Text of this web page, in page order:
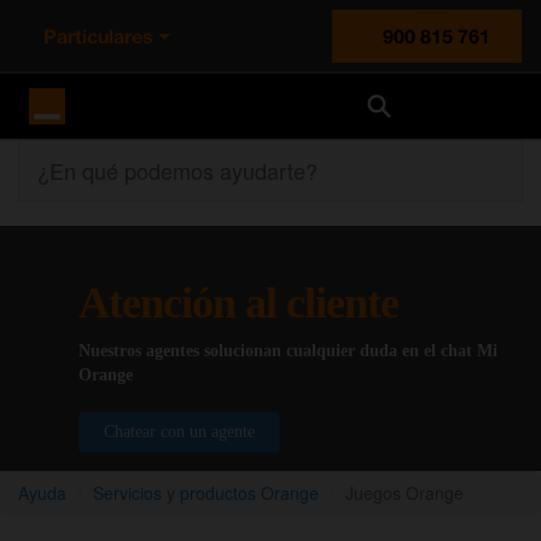
Particulares
900 815 761
Atención al cliente
Nuestros agentes solucionan cualquier duda en el chat Mi
Orange
Chatear con un agente
Ayuda Servicios y productos Orange